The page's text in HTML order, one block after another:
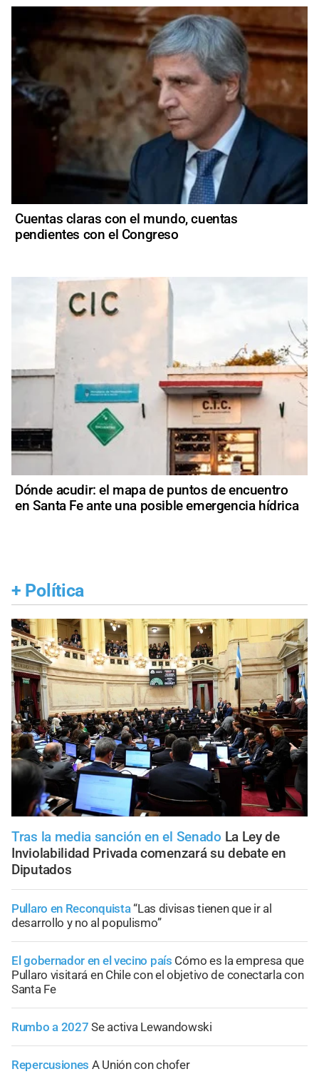
Cuentas claras con el mundo, cuentas
pendientes con el Congreso
Dónde acudir: el mapa de puntos de encuentro
en Santa Fe ante una posible emergencia hídrica
+ Política
Tras la media sanción en el Senado La Ley de
Inviolabilidad Privada comenzará su debate en
Diputados
Pullaro en Reconquista“Las divisas tienen que ir al
desarrollo y no al populismo”
El gobernador en el vecino país Cómo es la empresa que
Pullaro visitará en Chile con el objetivo de conectarla con
Santa Fe
Rumbo a 2027 Se activa Lewandowski
Repercusiones A Unión con chofer